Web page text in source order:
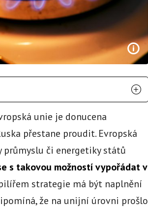
unie je donucena
přestane proudit. Evropská
či energetiky států
s takovou možností vypořádat v
strategie má být naplnění
že na unijní úrovni prošlo